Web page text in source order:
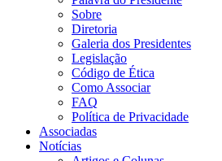
Sobre
Diretoria
Galeria dos Presidentes
Legislação
Código de Ética
Como Associar
FAQ
Política de Privacidade
Associadas
Notícias